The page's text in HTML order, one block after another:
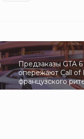
Новости
Предзаказы GTA
опережают Call
французского